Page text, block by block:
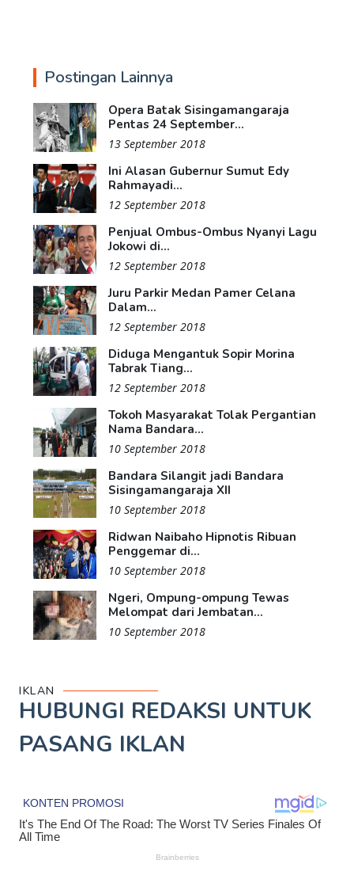
Postingan Lainnya
Opera Batak Sisingamangaraja
Pentas 24 September...
13 September 2018
Ini Alasan Gubernur Sumut Edy
Rahmayadi...
12 September 2018
Penjual Ombus-Ombus Nyanyi Lagu
Jokowi di...
12 September 2018
Juru Parkir Medan Pamer Celana
Dalam...
12 September 2018
Diduga Mengantuk Sopir Morina
Tabrak Tiang...
12 September 2018
Tokoh Masyarakat Tolak Pergantian
Nama Bandara...
10 September 2018
Bandara Silangit jadi Bandara
Sisingamangaraja XII
10 September 2018
Ridwan Naibaho Hipnotis Ribuan
Penggemar di...
10 September 2018
Ngeri, Ompung-ompung Tewas
Melompat dari Jembatan...
10 September 2018
IKLAN
HUBUNGI REDAKSI UNTUK
PASANG IKLAN